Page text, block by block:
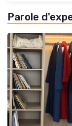
Parole